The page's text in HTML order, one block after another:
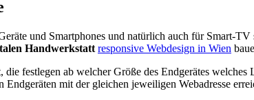
und Smartphones und natürlich auch für Smart-
Handwerkstatt responsive Webdesign in Wien
festlegen ab welcher Größe des Endgerätes
Endgeräten mit der gleichen jeweiligen Webadresse